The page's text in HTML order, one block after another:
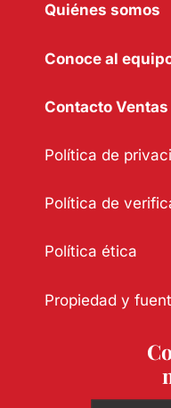
Quiénes somos
Conoce al
Contacto Ventas
Política de
Política de
Política ética
Propiedad y